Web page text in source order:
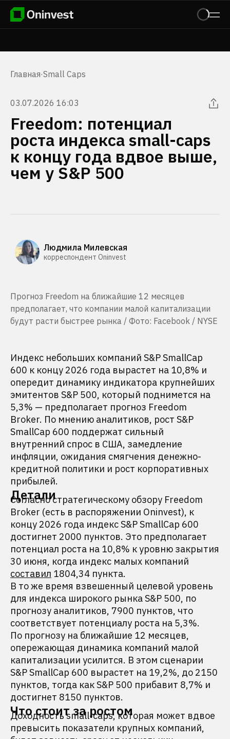
Главная·Small Caps
03.07.2026 16:03
Freedom: потенциал
роста индекса small-caps
к концу года вдвое выше,
чем у S&P 500
Людмила Милевская
корреспондент Oninvest
Прогноз Freedom на ближайшие 12 месяцев
предполагает, что компании малой капитализации
будут расти быстрее рынка / Фото: Facebook / NYSE
Индекс небольших компаний S&P SmallCap
600 к концу 2026 года вырастет на 10,8% и
опередит динамику индикатора крупнейших
эмитентов S&P 500, который поднимется на
5,3% — предполагает прогноз Freedom
Broker. По мнению аналитиков, рост S&P
SmallCap 600 поддержат сильный
внутренний спрос в США, замедление
инфляции, ожидания смягчения денежно-
кредитной политики и рост корпоративных
прибылей.
Детали
Согласно стратегическому обзору Freedom
Broker (есть в распоряжении Oninvest), к
концу 2026 года индекс S&P SmallCap 600
достигнет 2000 пунктов. Это предполагает
потенциал роста на 10,8% к уровню закрытия
30 июня, когда индекс малых компаний
составил 1804,34 пункта.
В то же время взвешенный целевой уровень
для индекса широкого рынка S&P 500, по
прогнозу аналитиков, 7900 пунктов, что
соответствует потенциалу роста на 5,3%.
По прогнозу на ближайшие 12 месяцев,
опережающая динамика компаний малой
капитализации усилится. В этом сценарии
S&P SmallCap 600 вырастет на 19,2%, до 2150
пунктов, тогда как S&P 500 прибавит 8,7% и
достигнет 8150 пунктов.
Что стоит за ростом
Доходность small-caps, которая может вдвое
превысить показатели крупных компаний,